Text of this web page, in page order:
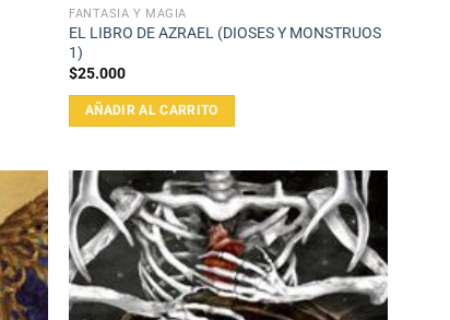
FANTASÍA Y MAGIA
EL LIBRO DE AZRAEL (DIOSES Y MONSTRUOS
1)
$25.000
AÑADIR AL CARRITO